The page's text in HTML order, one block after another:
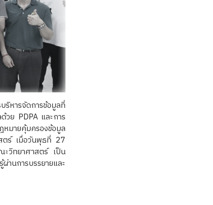
ารจัดการข้อมูลที่
วย PDPA และการ
หมายคุ้มครองข้อมูล
ร์ เมื่อวันพุธที่ 27
วิทยาศาสตร์ เป็น
นการบรรยายและ